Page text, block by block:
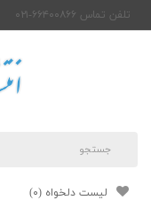
تلفن تماس ۶۶۴۰۰۸۶۶-۰۲۱
لیست دلخواه (۰)